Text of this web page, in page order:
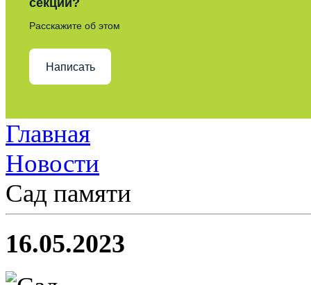
секции?
Расскажите об этом
Написать
Главная
Новости
Сад памяти
16.05.2023